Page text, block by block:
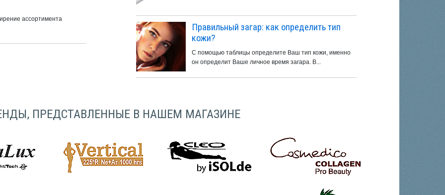
ассортимента
Правильный загар: как определить тип
кожи?
С помощью таблицы определите Ваш тип кожи, именно
он определит Ваше личное время загара. В...
ПРЕДСТАВЛЕННЫЕ В НАШЕМ МАГАЗИНЕ